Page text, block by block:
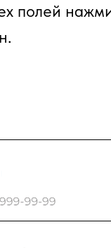
полей